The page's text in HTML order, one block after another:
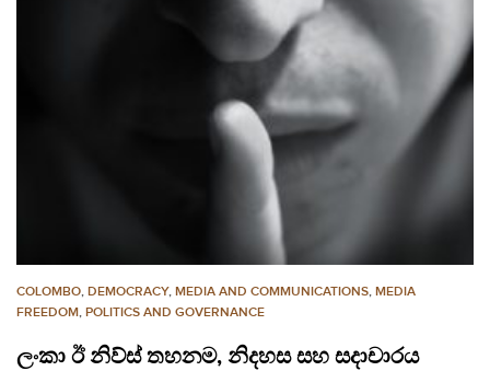
COLOMBO, DEMOCRACY, MEDIA AND COMMUNICATIONS, MEDIA
FREEDOM, POLITICS AND GOVERNANCE
ලංකා ඊ නිව්ස් තහනම, නිදහස සහ සදාචාරය